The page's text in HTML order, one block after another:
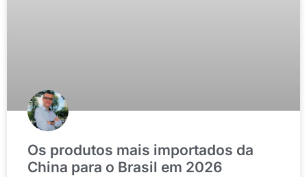
Os produtos mais importados da
China para o Brasil em 2026